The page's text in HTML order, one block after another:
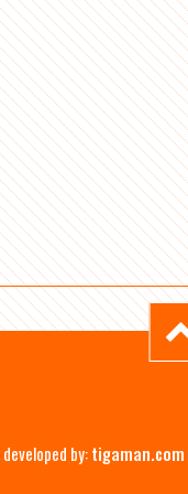
developed by:tigaman.com